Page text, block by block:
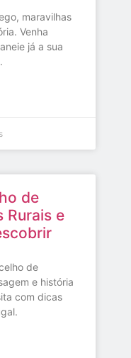
maravilhas
Venha
já a sua
de
Rurais e
de
e história
com dicas